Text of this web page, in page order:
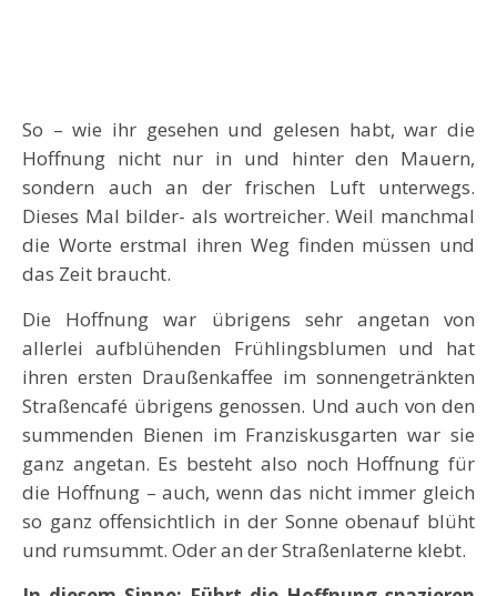
So – wie ihr gesehen und gelesen habt, war die
Hoffnung nicht nur in und hinter den Mauern,
sondern auch an der frischen Luft unterwegs.
Dieses Mal bilder- als wortreicher. Weil manchmal
die Worte erstmal ihren Weg finden müssen und
das Zeit braucht.
Die Hoffnung war übrigens sehr angetan von
allerlei aufblühenden Frühlingsblumen und hat
ihren ersten Draußenkaffee im sonnengetränkten
Straßencafé übrigens genossen. Und auch von den
summenden Bienen im Franziskusgarten war sie
ganz angetan. Es besteht also noch Hoffnung für
die Hoffnung – auch, wenn das nicht immer gleich
so ganz offensichtlich in der Sonne obenauf blüht
und rumsummt. Oder an der Straßenlaterne klebt.